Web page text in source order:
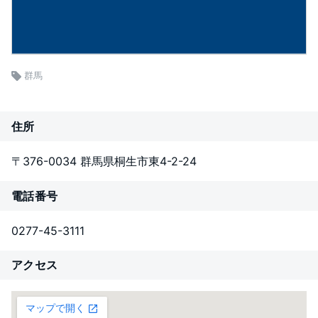
群馬
住所
〒376-0034 群馬県桐生市東4-2-24
電話番号
0277-45-3111
アクセス